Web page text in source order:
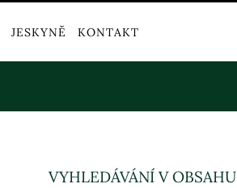
JESKYNĚ KONTAKT
VYHLEDÁVÁNÍ V OBSAHU